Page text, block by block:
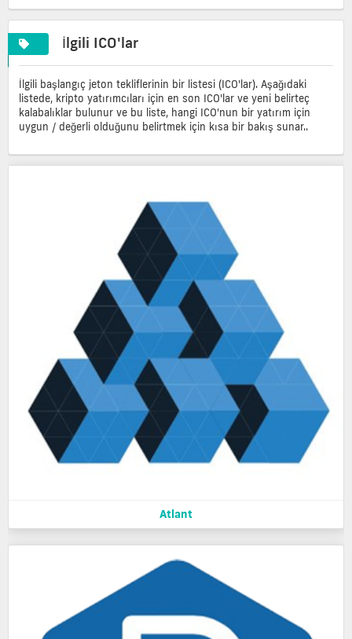
İlgili ICO'lar
İlgili başlangıç jeton tekliflerinin bir listesi (ICO'lar). Aşağıdaki
listede, kripto yatırımcıları için en son ICO'lar ve yeni belirteç
kalabalıklar bulunur ve bu liste, hangi ICO'nun bir yatırım için
uygun / değerli olduğunu belirtmek için kısa bir bakış sunar..
Atlant